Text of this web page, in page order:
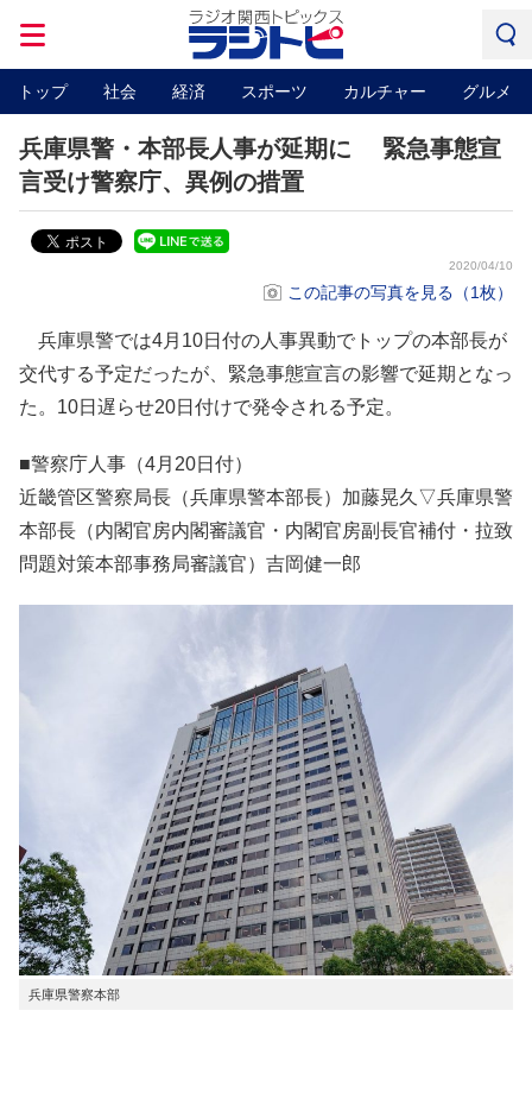
トップ 社会 経済 スポーツ カルチャー グルメ
兵庫県警・本部長人事が延期に 緊急事態宣
言受け警察庁、異例の措置
2020/04/10
この記事の写真を見る（1枚）
兵庫県警では4月10日付の人事異動でトップの本部長が
交代する予定だったが、緊急事態宣言の影響で延期となっ
た。10日遅らせ20日付けで発令される予定。
■警察庁人事（4月20日付）
近畿管区警察局長（兵庫県警本部長）加藤晃久▽兵庫県警
本部長（内閣官房内閣審議官・内閣官房副長官補付・拉致
問題対策本部事務局審議官）吉岡健一郎
兵庫県警察本部